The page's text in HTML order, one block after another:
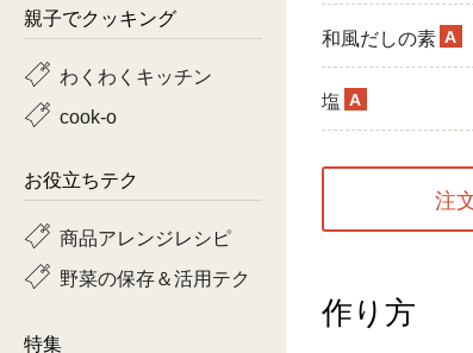
和風だしの素 A
塩 A
注
作り方
親子でクッキング
わくわくキッチン
cook-o
お役立ちテク
商品アレンジレシピ
野菜の保存＆活用テク
特集